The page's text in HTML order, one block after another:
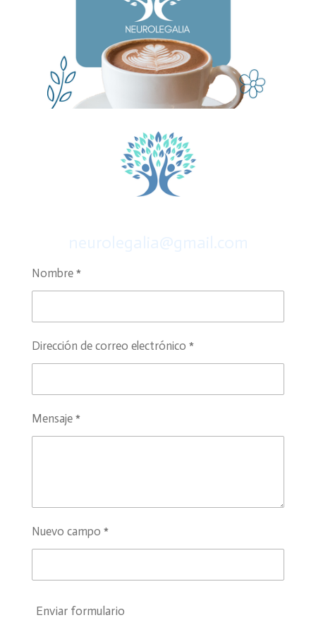
Nombre *
Dirección de correo electrónico *
Mensaje *
Nuevo campo *
Enviar formulario